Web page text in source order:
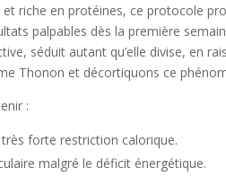
riche en protéines, ce protocole
palpables dès la première
séduit autant qu’elle divise, en
Thonon et décortiquons ce
:
forte restriction calorique.
malgré le déficit énergétique.